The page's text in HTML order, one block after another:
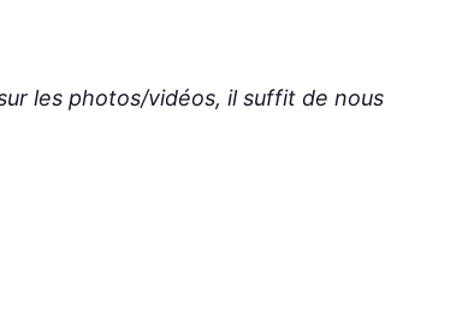
les photos/vidéos, il suffit de nous